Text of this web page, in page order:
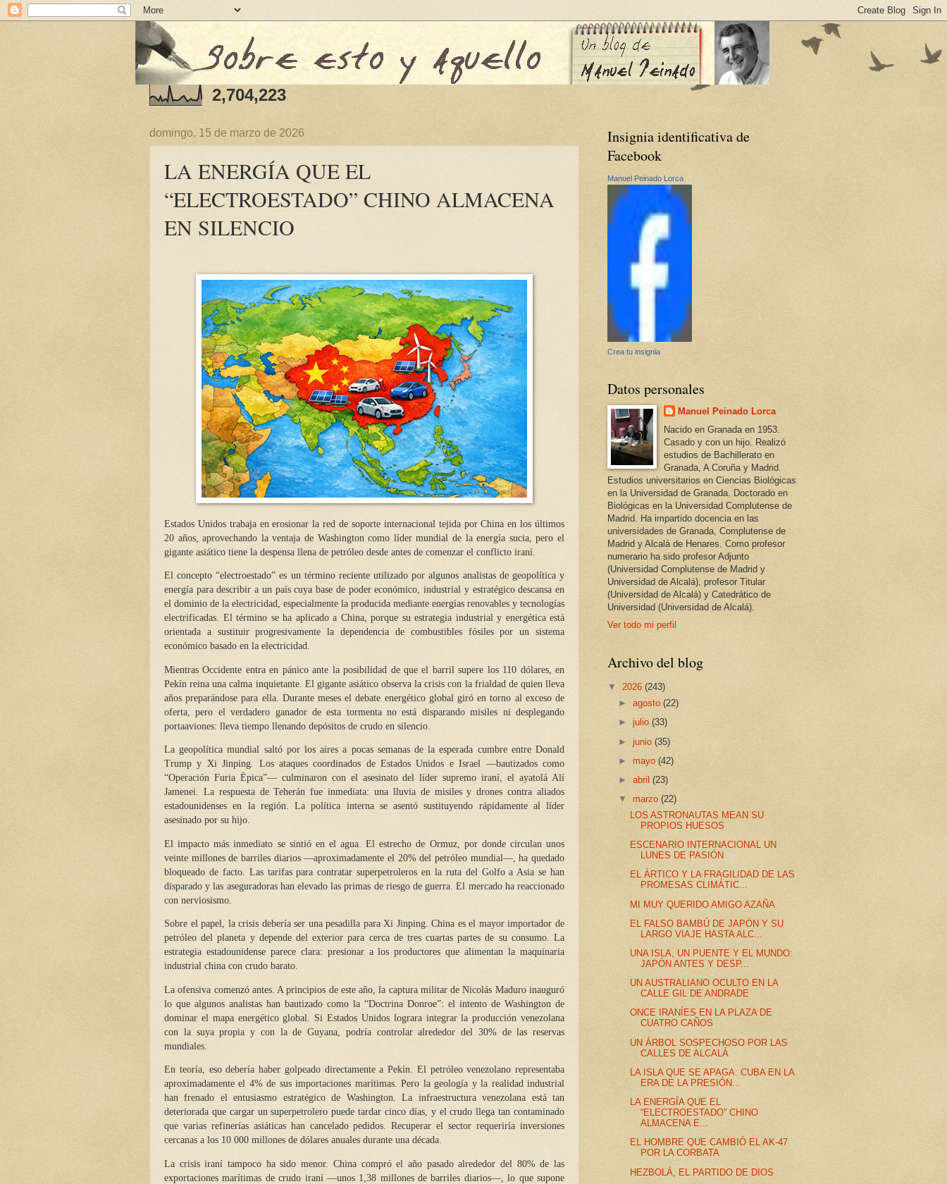
2,704,223
domingo, 15 de marzo de 2026
LA ENERGÍA QUE EL
“ELECTROESTADO” CHINO ALMACENA
EN SILENCIO
Estados Unidos trabaja en erosionar la red de soporte internacional tejida por China en los últimos
20 años, aprovechando la ventaja de Washington como líder mundial de la energía sucia, pero el
gigante asiático tiene la despensa llena de petróleo desde antes de comenzar el conflicto iraní.
El concepto “electroestado” es un término reciente utilizado por algunos analistas de geopolítica y
energía para describir a un país cuya base de poder económico, industrial y estratégico descansa en
el dominio de la electricidad, especialmente la producida mediante energías renovables y tecnologías
electrificadas. El término se ha aplicado a China, porque su estrategia industrial y energética está
orientada a sustituir progresivamente la dependencia de combustibles fósiles por un sistema
económico basado en la electricidad.
Mientras Occidente entra en pánico ante la posibilidad de que el barril supere los 110 dólares, en
Pekín reina una calma inquietante. El gigante asiático observa la crisis con la frialdad de quien lleva
años preparándose para ella. Durante meses el debate energético global giró en torno al exceso de
oferta, pero el verdadero ganador de esta tormenta no está disparando misiles ni desplegando
portaaviones: lleva tiempo llenando depósitos de crudo en silencio.
La geopolítica mundial saltó por los aires a pocas semanas de la esperada cumbre entre Donald
Trump y Xi Jinping. Los ataques coordinados de Estados Unidos e Israel —bautizados como
“Operación Furia Épica”— culminaron con el asesinato del líder supremo iraní, el ayatolá Alí
Jamenei. La respuesta de Teherán fue inmediata: una lluvia de misiles y drones contra aliados
estadounidenses en la región. La política interna se asentó sustituyendo rápidamente al líder
asesinado por su hijo.
El impacto más inmediato se sintió en el agua. El estrecho de Ormuz, por donde circulan unos
veinte millones de barriles diarios —aproximadamente el 20% del petróleo mundial—, ha quedado
bloqueado de facto. Las tarifas para contratar superpetroleros en la ruta del Golfo a Asia se han
disparado y las aseguradoras han elevado las primas de riesgo de guerra. El mercado ha reaccionado
con nerviosismo.
Sobre el papel, la crisis debería ser una pesadilla para Xi Jinping. China es el mayor importador de
petróleo del planeta y depende del exterior para cerca de tres cuartas partes de su consumo. La
estrategia estadounidense parece clara: presionar a los productores que alimentan la maquinaria
industrial china con crudo barato.
La ofensiva comenzó antes. A principios de este año, la captura militar de Nicolás Maduro inauguró
lo que algunos analistas han bautizado como la “Doctrina Donroe”: el intento de Washington de
dominar el mapa energético global. Si Estados Unidos lograra integrar la producción venezolana
con la suya propia y con la de Guyana, podría controlar alrededor del 30% de las reservas
mundiales.
En teoría, eso debería haber golpeado directamente a Pekín. El petróleo venezolano representaba
aproximadamente el 4% de sus importaciones marítimas. Pero la geología y la realidad industrial
han frenado el entusiasmo estratégico de Washington. La infraestructura venezolana está tan
deteriorada que cargar un superpetrolero puede tardar cinco días, y el crudo llega tan contaminado
que varias refinerías asiáticas han cancelado pedidos. Recuperar el sector requeriría inversiones
cercanas a los 10 000 millones de dólares anuales durante una década.
La crisis iraní tampoco ha sido menor. China compró el año pasado alrededor del 80% de las
exportaciones marítimas de crudo iraní —unos 1,38 millones de barriles diarios—, lo que supone
Insignia identificativa de
Facebook
Manuel Peinado Lorca
Crea tu insignia
Datos personales
Manuel Peinado Lorca
Nacido en Granada en 1953.
Casado y con un hijo. Realizó
estudios de Bachillerato en
Granada, A Coruña y Madrid.
Estudios universitarios en Ciencias Biológicas
en la Universidad de Granada. Doctorado en
Biológicas en la Universidad Complutense de
Madrid. Ha impartido docencia en las
universidades de Granada, Complutense de
Madrid y Alcalá de Henares. Como profesor
numerario ha sido profesor Adjunto
(Universidad Complutense de Madrid y
Universidad de Alcalá), profesor Titular
(Universidad de Alcalá) y Catedrático de
Universidad (Universidad de Alcalá).
Ver todo mi perfil
Archivo del blog
▼ 2026 (243)
►agosto(22)
►julio(33)
►junio(35)
►mayo(42)
►abril(23)
▼marzo(22)
LOS ASTRONAUTAS MEAN SU
PROPIOS HUESOS
ESCENARIO INTERNACIONAL UN
LUNES DE PASIÓN
EL ÁRTICO Y LA FRAGILIDAD DE LAS
PROMESAS CLIMÁTIC...
MI MUY QUERIDO AMIGO AZAÑA
EL FALSO BAMBÚ DE JAPÓN Y SU
LARGO VIAJE HASTA ALC...
UNA ISLA, UN PUENTE Y EL MUNDO:
JAPÓN ANTES Y DESP...
UN AUSTRALIANO OCULTO EN LA
CALLE GIL DE ANDRADE
ONCE IRANÍES EN LA PLAZA DE
CUATRO CAÑOS
UN ÁRBOL SOSPECHOSO POR LAS
CALLES DE ALCALÁ
LA ISLA QUE SE APAGA: CUBA EN LA
ERA DE LA PRESIÓN...
LA ENERGÍA QUE EL
“ELECTROESTADO” CHINO
ALMACENA E...
EL HOMBRE QUE CAMBIÓ EL AK-47
POR LA CORBATA
HEZBOLÁ, EL PARTIDO DE DIOS